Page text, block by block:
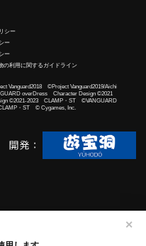
✕
シー
ー
ー
の利用に関するガイドライン
©Project Vanguard2019/Aichi
overDress Character Design ©2021
©2021-2023 CLAMP・ST ©VANGUARD
・ST © Cygames, Inc.